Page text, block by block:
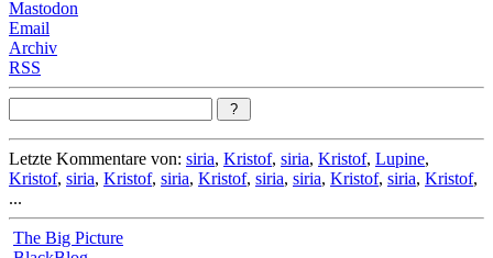
Mastodon
Email
Archiv
RSS
Letzte Kommentare von: siria, Kristof, siria, Kristof, Lupine,
Kristof, siria, Kristof, siria, Kristof, siria, siria, Kristof, siria, Kristof,
...
The Big Picture